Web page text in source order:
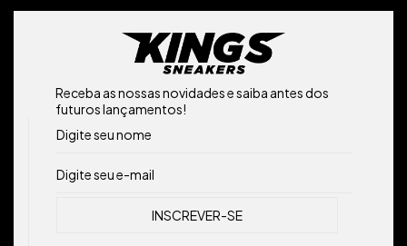
Receba as nossas novidades e saiba antes dos
futuros lançamentos!